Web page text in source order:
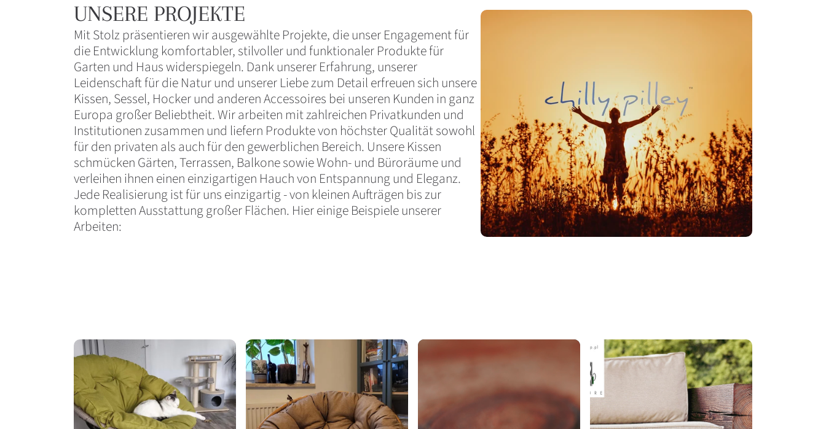
UNSERE PROJEKTE
Mit Stolz präsentieren wir ausgewählte Projekte, die unser Engagement für
die Entwicklung komfortabler, stilvoller und funktionaler Produkte für
Garten und Haus widerspiegeln. Dank unserer Erfahrung, unserer
Leidenschaft für die Natur und unserer Liebe zum Detail erfreuen sich unsere
Kissen, Sessel, Hocker und anderen Accessoires bei unseren Kunden in ganz
Europa großer Beliebtheit. Wir arbeiten mit zahlreichen Privatkunden und
Institutionen zusammen und liefern Produkte von höchster Qualität sowohl
für den privaten als auch für den gewerblichen Bereich. Unsere Kissen
schmücken Gärten, Terrassen, Balkone sowie Wohn- und Büroräume und
verleihen ihnen einen einzigartigen Hauch von Entspannung und Eleganz.
Jede Realisierung ist für uns einzigartig - von kleinen Aufträgen bis zur
kompletten Ausstattung großer Flächen. Hier einige Beispiele unserer
Arbeiten: